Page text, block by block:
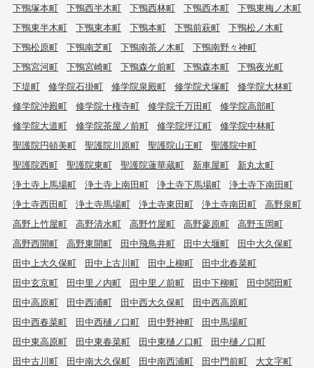
下鴨塚本町
下鴨西半木町 下鴨西林町 下鴨西本町
下鴨東梅ノ木町
下鴨東半木町
下鴨東本町 下鴨本町 下鴨前萩町
下鴨松ノ木町
下鴨松原町
下鴨南芝町 下鴨南茶ノ木町
下鴨南野々神町
下鴨宮河町
下鴨宮崎町 下鴨森ケ前町 下鴨森本町
下鴨夜光町
下堤町
修学院石掛町 修学院泉殿町 修学院犬塚町
修学院大林町
修学院沖殿町
修学院十権寺町 修学院千万田町
修学院高部町
修学院大道町
修学院茶屋ノ前町 修学院坪江町
修学院中林町
聖護院円頓美町
聖護院川原町 聖護院山王町
聖護院中町
聖護院西町
聖護院東町 聖護院蓮華蔵町 新車屋町
新丸太町
浄土寺上馬場町
浄土寺上南田町 浄土寺下馬場町
浄土寺下南田町
浄土寺西田町
浄土寺馬場町 浄土寺東田町 浄土寺南田町
高野泉町
高野上竹屋町
高野清水町 高野竹屋町 高野蓼原町
高野玉岡町
高野西開町
高野東開町 田中飛鳥井町 田中大堰町
田中大久保町
田中上大久保町
田中上古川町 田中上柳町
田中北春菜町
田中玄京町
田中里ノ内町 田中里ノ前町 田中下柳町
田中関田町
田中高原町
田中西浦町 田中西大久保町
田中西高原町
田中西春菜町
田中西樋ノ口町 田中野神町
田中馬場町
田中東高原町
田中東春菜町 田中東樋ノ口町
田中樋ノ口町
田中古川町
田中南大久保町 田中南西浦町 田中門前町
大文字町